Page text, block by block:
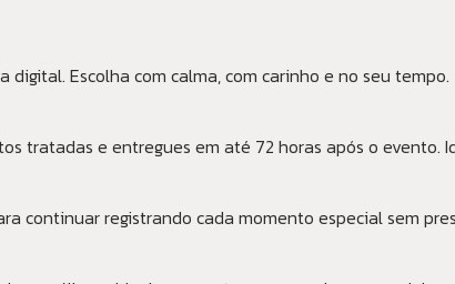
Escolha com calma, com carinho e no seu tempo.
tratadas e entregues em até 72 horas após o
continuar registrando cada momento especial sem